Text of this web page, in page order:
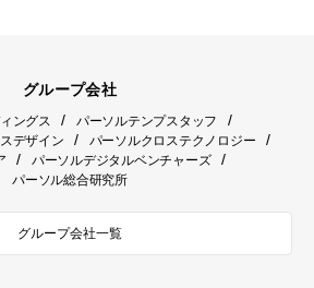
グループ会社
ングス / パーソルテンプスタッフ /
デザイン / パーソルクロステクノロジー /
/ パーソルデジタルベンチャーズ /
パーソル総合研究所
グループ会社一覧